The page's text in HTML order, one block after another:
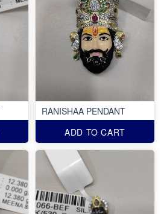
RANISHAA PENDANT
ADD TO CART